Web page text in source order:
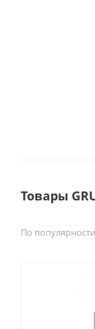
Товары
По популярности